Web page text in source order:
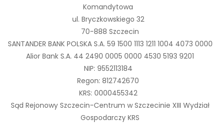
Komandytowa
ul. Bryczkowskiego 32
70-888 Szczecin
SANTANDER BANK POLSKA S.A. 59 1500 1113 1211 1004 4073 0000
Alior Bank S.A. 44 2490 0005 0000 4530 5193 9201
NIP: 9552113184
Regon: 812742670
KRS: 0000455342
Sąd Rejonowy Szczecin-Centrum w Szczecinie XIII Wydział
Gospodarczy KRS